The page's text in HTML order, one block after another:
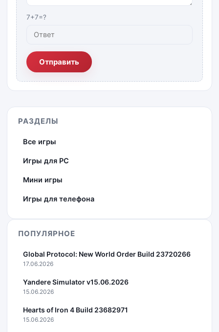
7+7=?
Отправить
РАЗДЕЛЫ
Все игры
Игры для PC
Мини игры
Игры для телефона
ПОПУЛЯРНОЕ
Global Protocol: New World Order Build 23720266
17.06.2026
Yandere Simulator v15.06.2026
15.06.2026
Hearts of Iron 4 Build 23682971
15.06.2026